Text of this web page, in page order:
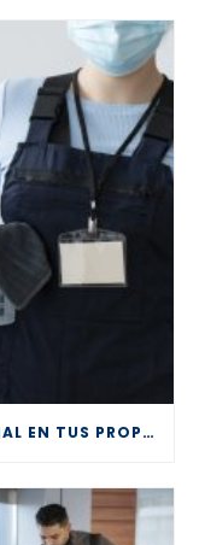
INCLUYE LA LIMPIEZA PROFESIONAL EN TUS PROPÓSITOS DE AÑO NUEVO 2026